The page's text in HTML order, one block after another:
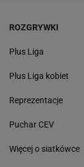
ROZGRYWKI
Plus Liga
Plus Liga kobiet
Reprezentacje
Puchar CEV
Więcej o siatkówce